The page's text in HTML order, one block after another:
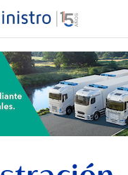
INTERMODAL